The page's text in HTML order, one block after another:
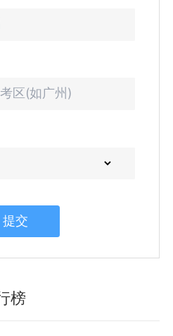
提交
榜